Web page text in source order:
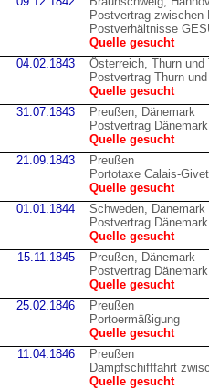
Postvertrag zwischen
Postverhältnisse
Quelle gesucht
04.02.1843
Österreich, Thurn und
Postvertrag Thurn
Quelle gesucht
31.07.1843
Preußen, Dänemark
Postvertrag
Quelle gesucht
21.09.1843
Preußen
Portotaxe Calais-Givet
Quelle gesucht
01.01.1844
Schweden, Dänemark
Postvertrag
Quelle gesucht
15.11.1845
Preußen, Dänemark
Postvertrag
Quelle gesucht
25.02.1846
Preußen
Portoermäßigung
Quelle gesucht
11.04.1846
Preußen
Dampfschifffahrt
Quelle gesucht